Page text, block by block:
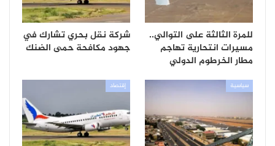
للمرة الثالثة على التوالي..
مسيرات انتحارية تهاجم
مطار الخرطوم الدولي
شركة نقل بحري تشارك في
جهود مكافحة حمى الضنك
سياسية إقتصاد